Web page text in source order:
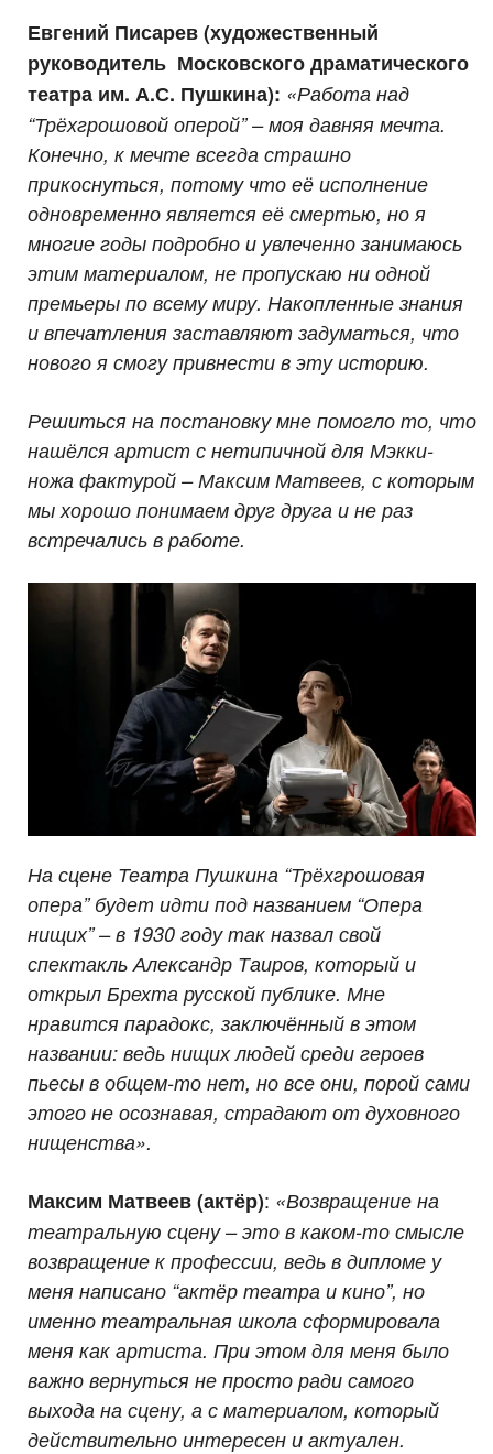
Евгений Писарев (художественный
руководитель Московского драматического
театра им. А.С. Пушкина): «Работа над
“Трёхгрошовой оперой” – моя давняя мечта.
Конечно, к мечте всегда страшно
прикоснуться, потому что её исполнение
одновременно является её смертью, но я
многие годы подробно и увлеченно занимаюсь
этим материалом, не пропускаю ни одной
премьеры по всему миру. Накопленные знания
и впечатления заставляют задуматься, что
нового я смогу привнести в эту историю.
Решиться на постановку мне помогло то, что
нашёлся артист с нетипичной для Мэкки-
ножа фактурой – Максим Матвеев, с которым
мы хорошо понимаем друг друга и не раз
встречались в работе.
На сцене Театра Пушкина “Трёхгрошовая
опера” будет идти под названием “Опера
нищих” – в 1930 году так назвал свой
спектакль Александр Таиров, который и
открыл Брехта русской публике. Мне
нравится парадокс, заключённый в этом
названии: ведь нищих людей среди героев
пьесы в общем-то нет, но все они, порой сами
этого не осознавая, страдают от духовного
нищенства».
Максим Матвеев (актёр): «Возвращение на
театральную сцену – это в каком-то смысле
возвращение к профессии, ведь в дипломе у
меня написано “актёр театра и кино”, но
именно театральная школа сформировала
меня как артиста. При этом для меня было
важно вернуться не просто ради самого
выхода на сцену, а с материалом, который
действительно интересен и актуален.